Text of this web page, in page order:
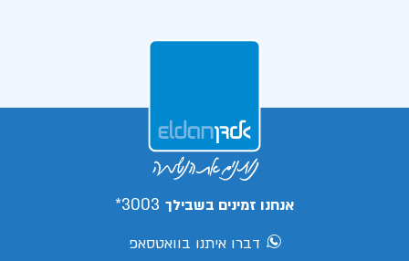
אנחנו זמינים בשבילך 3003*
דברו איתנו בוואטסאפ